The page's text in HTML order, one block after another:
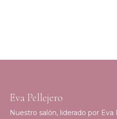
Eva Pellejero
Nuestro salón, liderado por